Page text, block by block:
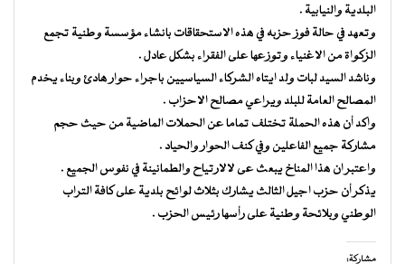
البلدية والنيابية .
وتعهد في حالة فوز حزبه في هذه الاستحقاقات بانشاء مؤسسة وطنية تجمع
الزكواة من الاغنياء وتوزعها على الفقراء بشكل عادل .
وناشد السيد لبات ولد ايتاه الشركاء السياسيين باجراء حوار هادئ وبناء يخدم
المصالح العامة للبلد ويراعي مصالح الاحزاب .
واكد أن هذه الحملة تختلف تماما عن الحملات الماضية من حيث حجم
مشاركة جميع الفاعلين وفي كنف الحوار والحياد .
واعتبر ان هذا المناخ يبعث عى لالارتياح والطمانينة في نفوس الجميع .
يذكر أن حزب اجيل الثالث يشارك بثلاث لوائح بلدية على كافة التراب
الوطني وبلائحة وطنية على رأسها رئيس الحزب .
مشاركة: